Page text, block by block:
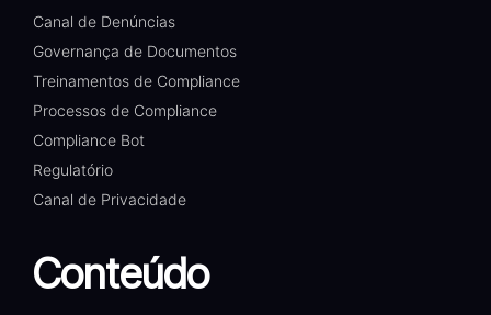
Canal de Denúncias
Governança de Documentos
Treinamentos de Compliance
Processos de Compliance
Compliance Bot
Regulatório
Canal de Privacidade
Conteúdo